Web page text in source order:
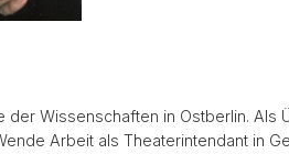
der Wissenschaften in Ostberlin. Als
Arbeit als Theaterintendant in